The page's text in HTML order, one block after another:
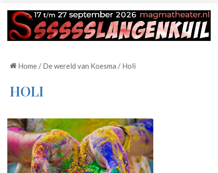
Home / De wereld van Koesma / Holi
HOLI